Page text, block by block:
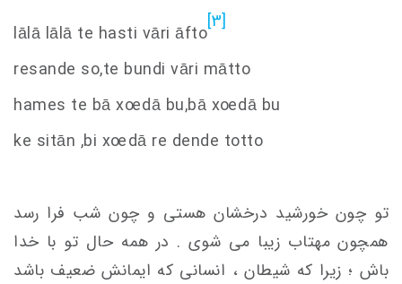
[3]
lālā lālā te hasti vāri āfto
resande so,te bundi vāri mātto
hames te bā xoedā bu,bā xoedā bu
ke sitān ,bi xoedā re dende totto
تو چون خورشید درخشان هستی و چون شب فرا رسد
همچون مهتاب زیبا می شوی . در همه حال تو با خدا
باش ؛ زیرا که شیطان ، انسانی که ایمانش ضعیف باشد